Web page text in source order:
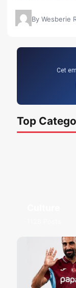
By Wesberie
Cet
Top